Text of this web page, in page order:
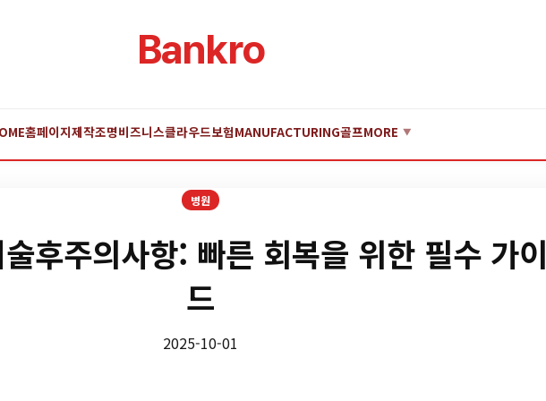
Bankro
홈페이지제작조명비즈니스클라우드보험MANUFACTURING골프MORE ▼
병원
후주의사항: 빠른 회복을 위한 필수 가이
드
2025-10-01